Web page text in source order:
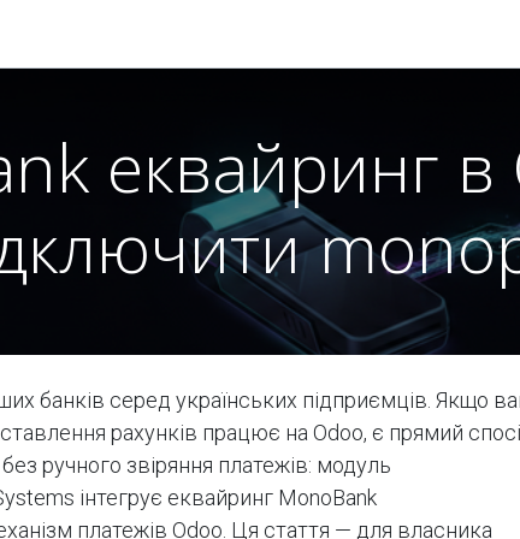
еквайринг в
банків серед українських підприємців. Якщо
рахунків працює на Odoo, є прямий
ручного звіряння платежів: модуль
інтегрує еквайринг MonoBank
платежів Odoo. Ця стаття — для власника